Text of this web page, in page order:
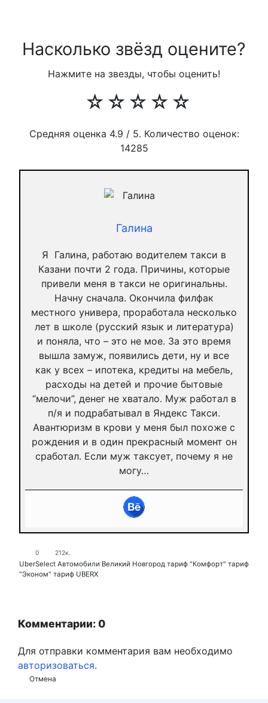
Насколько звёзд оцените?
Нажмите на звезды, чтобы оценить!
☆
☆
☆
☆
☆
Средняя оценка 4.9 / 5. Количество оценок:
14285
Галина
Я Галина, работаю водителем такси в
Казани почти 2 года. Причины, которые
привели меня в такси не оригинальны.
Начну сначала. Окончила филфак
местного универа, проработала несколько
лет в школе (русский язык и литература)
и поняла, что – это не мое. За это время
вышла замуж, появились дети, ну и все
как у всех – ипотека, кредиты на мебель,
расходы на детей и прочие бытовые
“мелочи”, денег не хватало. Муж работал в
п/я и подрабатывал в Яндекс Такси.
Авантюризм в крови у меня был похоже с
рождения и в один прекрасный момент он
сработал. Если муж таксует, почему я не
могу…
0 212к.
UberSelect Автомобили Великий Новгород тариф "Комфорт" тариф
"Эконом" тариф UBERX
Комментарии: 0
Отмена
Для отправки комментария вам необходимо
авторизоваться.